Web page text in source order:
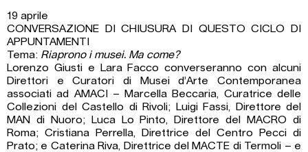
19 aprile
CONVERSAZIONE DI CHIUSURA DI QUESTO CICLO DI
APPUNTAMENTI
Tema: Riaprono i musei. Ma come?
Lorenzo Giusti e Lara Facco converseranno con alcuni
Direttori e Curatori di Musei d’Arte Contemporanea
associati ad AMACI – Marcella Beccaria, Curatrice delle
Collezioni del Castello di Rivoli; Luigi Fassi, Direttore del
MAN di Nuoro; Luca Lo Pinto, Direttore del MACRO di
Roma; Cristiana Perrella, Direttrice del Centro Pecci di
Prato; e Caterina Riva, Direttrice del MACTE di Termoli – e